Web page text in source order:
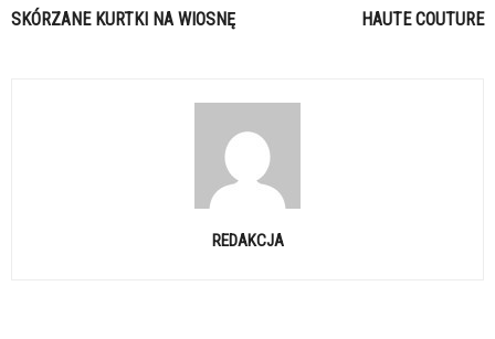
SKÓRZANE KURTKI NA WIOSNĘ HAUTE COUTURE
REDAKCJA